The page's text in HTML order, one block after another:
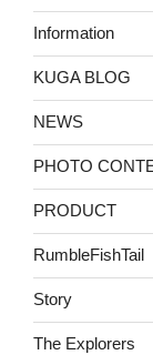
Information
KUGA BLOG
NEWS
PHOTO
PRODUCT
RumbleFishTail
Story
The Explorers